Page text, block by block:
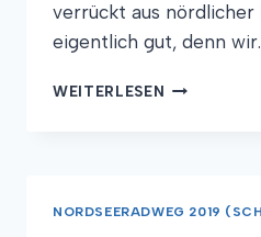
verrückt aus nördlicher
eigentlich gut, denn
WEITERLESEN VIEL
NORDSEERADWEG 2019